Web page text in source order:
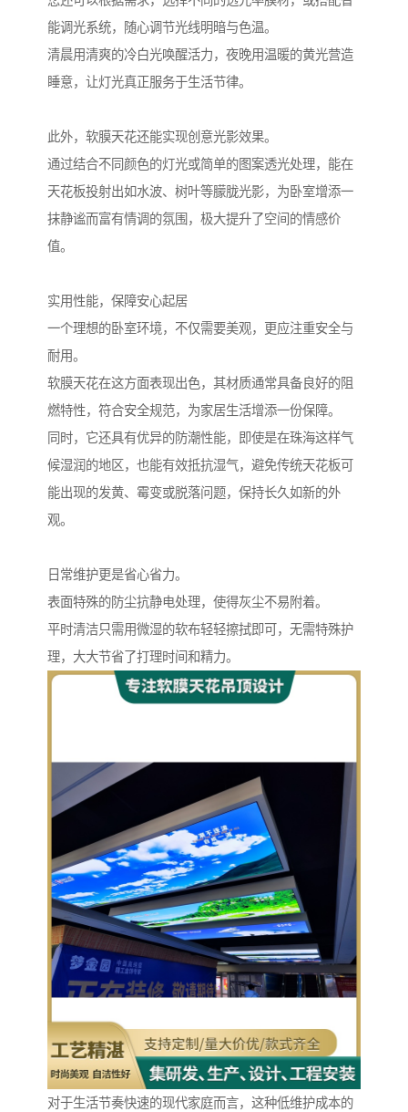
能调光系统，随心调节光线明暗与色温。
清晨用清爽的冷白光唤醒活力，夜晚用温暖的黄光营造
睡意，让灯光真正服务于生活节律。
此外，软膜天花还能实现创意光影效果。
通过结合不同颜色的灯光或简单的图案透光处理，能在
天花板投射出如水波、树叶等朦胧光影，为卧室增添一
抹静谧而富有情调的氛围，极大提升了空间的情感价
值。
实用性能，保障安心起居
一个理想的卧室环境，不仅需要美观，更应注重安全与
耐用。
软膜天花在这方面表现出色，其材质通常具备良好的阻
燃特性，符合安全规范，为家居生活增添一份保障。
同时，它还具有优异的防潮性能，即使是在珠海这样气
候湿润的地区，也能有效抵抗湿气，避免传统天花板可
能出现的发黄、霉变或脱落问题，保持长久如新的外
观。
日常维护更是省心省力。
表面特殊的防尘抗静电处理，使得灰尘不易附着。
平时清洁只需用微湿的软布轻轻擦拭即可，无需特殊护
理，大大节省了打理时间和精力。
对于生活节奏快速的现代家庭而言，这种低维护成本的